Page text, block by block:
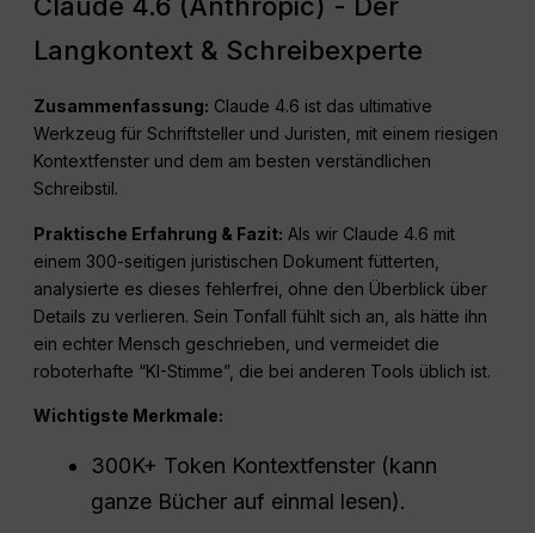
Claude 4.6 (Anthropic) - Der
Langkontext & Schreibexperte
Zusammenfassung: Claude 4.6 ist das ultimative
Werkzeug für Schriftsteller und Juristen, mit einem riesigen
Kontextfenster und dem am besten verständlichen
Schreibstil.
Praktische Erfahrung & Fazit: Als wir Claude 4.6 mit
einem 300-seitigen juristischen Dokument fütterten,
analysierte es dieses fehlerfrei, ohne den Überblick über
Details zu verlieren. Sein Tonfall fühlt sich an, als hätte ihn
ein echter Mensch geschrieben, und vermeidet die
roboterhafte “KI-Stimme”, die bei anderen Tools üblich ist.
Wichtigste Merkmale:
300K+ Token Kontextfenster (kann
ganze Bücher auf einmal lesen).